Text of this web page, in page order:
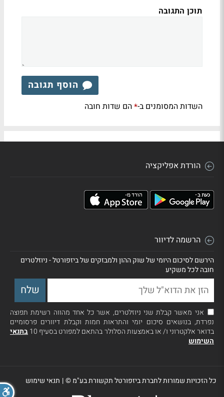
תוכן התגובה
הוסף תגובה
השדות המסומנים ב-*הם שדות חובה
הורדת אפליקציה
הרשמה לדיוור
הירשם לסיכום היומי של שוק ההון ולמבזקים של ביזפורטל - ניוזלטרים
חובה לכל משקיע
אני מאשר קבלת שני ניוזלטרים, אשר כל אחד מהווה רשימת תפוצה
נפרדת, בנושאים סיכום יומי והתראות חמות וקבלת דיוורים פרסומיים
בדואר אלקטרוני ו/ או באמצעות הסלולר בהתאם למפורט בסעיף 10
בתנאי
השימוש
כל הזכויות שמורות לחברת ביזפורטל תקשורת בע"מ ©| תנאי שימוש